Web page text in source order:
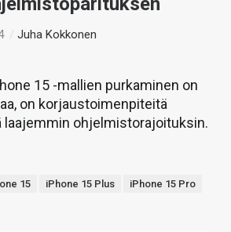
/Juha Kokkonen
15 -mallien purkaminen on
on korjaustoimenpiteitä
ohjelmistorajoituksin.
15 iPhone 15 Plus
iPhone 15 Pro